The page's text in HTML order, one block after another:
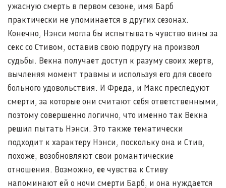
ужасную смерть в первом сезоне, имя Барб
практически не упоминается в других сезонах.
Конечно, Нэнси могла бы испытывать чувство вины за
секс со Стивом, оставив свою подругу на произвол
судьбы. Векна получает доступ к разуму своих жертв,
вычленяя момент травмы и используя его для своего
больного удовольствия. И Фреда, и Макс преследуют
смерти, за которые они считают себя ответственными,
поэтому совершенно логично, что именно так Векна
решил пытать Нэнси. Это также тематически
подходит к характеру Нэнси, поскольку она и Стив,
похоже, возобновляют свои романтические
отношения. Возможно, ее чувства к Стиву
напоминают ей о ночи смерти Барб, и она нуждается